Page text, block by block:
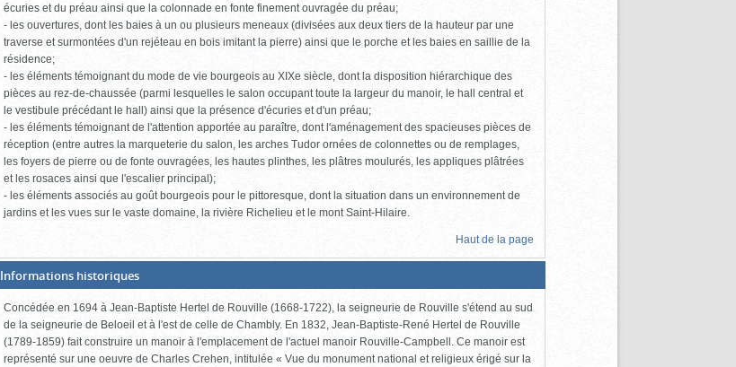
écuries et du préau ainsi que la colonnade en fonte finement ouvragée du préau;
- les ouvertures, dont les baies à un ou plusieurs meneaux (divisées aux deux tiers de la hauteur par une
traverse et surmontées d'un rejéteau en bois imitant la pierre) ainsi que le porche et les baies en saillie de la
résidence;
- les éléments témoignant du mode de vie bourgeois au XIXe siècle, dont la disposition hiérarchique des
pièces au rez-de-chaussée (parmi lesquelles le salon occupant toute la largeur du manoir, le hall central et
le vestibule précédant le hall) ainsi que la présence d'écuries et d'un préau;
- les éléments témoignant de l'attention apportée au paraître, dont l'aménagement des spacieuses pièces de
réception (entre autres la marqueterie du salon, les arches Tudor ornées de colonnettes ou de remplages,
les foyers de pierre ou de fonte ouvragées, les hautes plinthes, les plâtres moulurés, les appliques plâtrées
et les rosaces ainsi que l'escalier principal);
- les éléments associés au goût bourgeois pour le pittoresque, dont la situation dans un environnement de
jardins et les vues sur le vaste domaine, la rivière Richelieu et le mont Saint-Hilaire.
Haut de la page
Informations historiques(Boite
fermée,
cliquer
pour
ouvrir)
Concédée en 1694 à Jean-Baptiste Hertel de Rouville (1668-1722), la seigneurie de Rouville s'étend au sud
de la seigneurie de Beloeil et à l'est de celle de Chambly. En 1832, Jean-Baptiste-René Hertel de Rouville
(1789-1859) fait construire un manoir à l'emplacement de l'actuel manoir Rouville-Campbell. Ce manoir est
représenté sur une oeuvre de Charles Crehen, intitulée « Vue du monument national et religieux érigé sur la